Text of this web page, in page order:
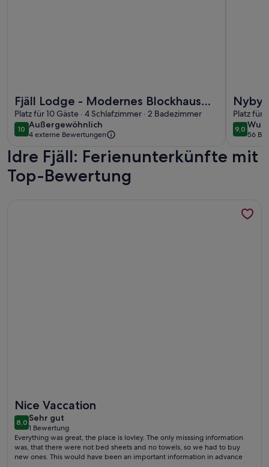
Fjäll Lodge - Modernes Blockhaus
mit Sauna, Kamin und 4
Schlafzimmern
Platz für 10 Gäste · 4 Schlafzimmer · 2 Badezimmer
1010 von 10
Außergewöhnlich
außergewöhnlich
4 externe Bewertungen
Platz für
9,09,0 von
56
(56
Idre Fjäll: Ferienunterkünfte mit
Top-Bewertung
Nice Vaccation
8,08,0 von 10
Sehr gut
sehr
gut
1 Bewertung
(1
bewertung)
Everything was great, the place is lovley. The only misssing information
was, that there were not bed sheets and no towels, so we had to buy
new ones. This would have been an important information in advance